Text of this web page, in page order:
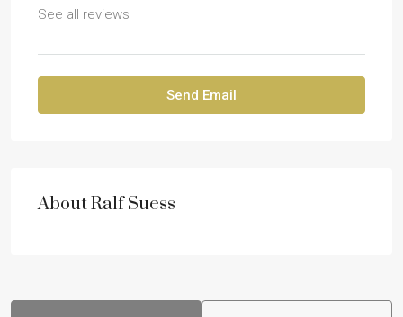
See all reviews
Send Email
About Ralf Suess